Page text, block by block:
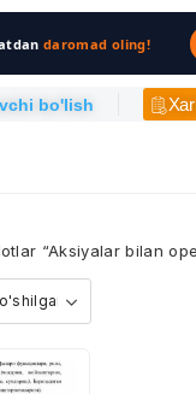
daromad oling!
bo'lish
“Aksiyalar bilan